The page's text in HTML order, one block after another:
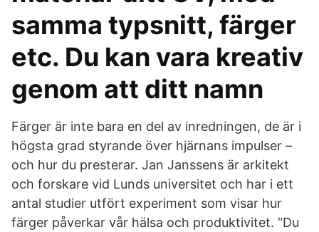
samma typsnitt, färger
etc. Du kan vara kreativ
genom att ditt namn
Färger är inte bara en del av inredningen, de är i
högsta grad styrande över hjärnans impulser –
och hur du presterar. Jan Janssens är arkitekt
och forskare vid Lunds universitet och har i ett
antal studier utfört experiment som visar hur
färger påverkar vår hälsa och produktivitet. “Du